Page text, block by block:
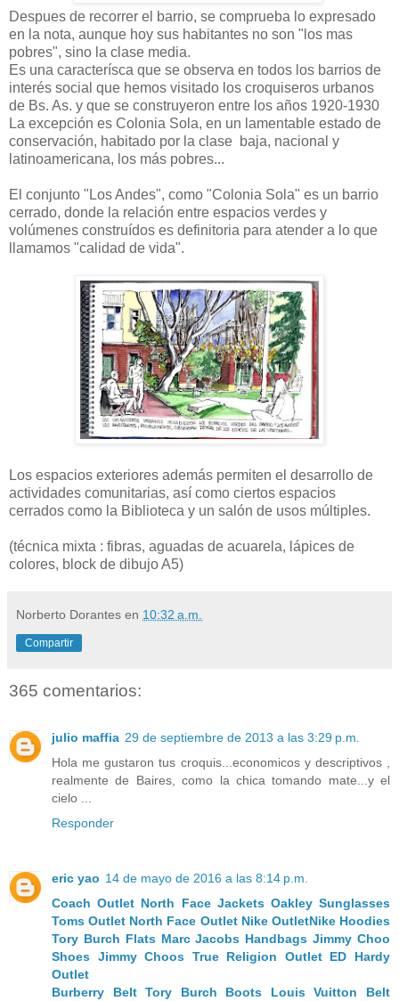
Despues de recorrer el barrio, se comprueba lo expresado
en la nota, aunque hoy sus habitantes no son "los mas
pobres", sino la clase media.
Es una caracterísca que se observa en todos los barrios de
interés social que hemos visitado los croquiseros urbanos
de Bs. As. y que se construyeron entre los años 1920-1930
La excepción es Colonia Sola, en un lamentable estado de
conservación, habitado por la clase baja, nacional y
latinoamericana, los más pobres...
El conjunto "Los Andes", como "Colonia Sola" es un barrio
cerrado, donde la relación entre espacios verdes y
volúmenes construídos es definitoria para atender a lo que
llamamos "calidad de vida".
Los espacios exteriores además permiten el desarrollo de
actividades comunitarias, así como ciertos espacios
cerrados como la Biblioteca y un salón de usos múltiples.
(técnica mixta : fibras, aguadas de acuarela, lápices de
colores, block de dibujo A5)
Norberto Dorantes en 10:32 a.m.
Compartir
365 comentarios:
julio maffia 29 de septiembre de 2013 a las 3:29 p.m.
Hola me gustaron tus croquis...economicos y descriptivos ,
realmente de Baires, como la chica tomando mate...y el
cielo ...
Responder
eric yao 14 de mayo de 2016 a las 8:14 p.m.
Coach Outlet North Face Jackets Oakley Sunglasses
Toms Outlet North Face Outlet Nike OutletNike Hoodies
Tory Burch Flats Marc Jacobs Handbags Jimmy Choo
Shoes Jimmy Choos True Religion Outlet ED Hardy
Outlet
Burberry Belt Tory Burch Boots
Louis Vuitton Belt